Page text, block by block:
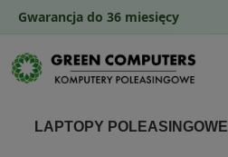
LAPTOPY POLEASINGOWE
Gwarancja do 36 miesięcy